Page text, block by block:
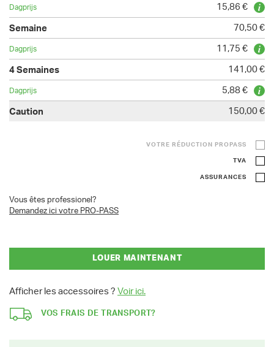
15,86 €
70,50 €
11,75 €
141,00 €
5,88 €
150,00 €
VOTRE RÉDUCTION PROPASS
TVA
ASSURANCES
Vous êtes professionel?
Demandez ici votre PRO-PASS
LOUER MAINTENANT
Afficher les accessoires ? Voir ici.
VOS FRAIS DE TRANSPORT?